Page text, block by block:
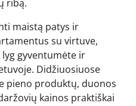
ribą.
maistą patys ir
su virtuve,
gyventumėte ir
Didžiuosiuose
pieno produktų, duonos
kainos praktiškai